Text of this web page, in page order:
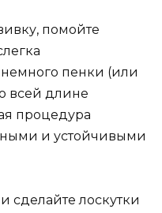
помойте
пенки (или
всей длине
процедура
и устойчивыми
сделайте лоскутки